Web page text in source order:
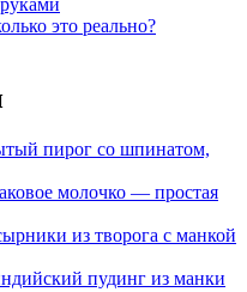
это реально?
пирог со шпинатом,
молочко — простая
из творога с манкой
пудинг из манки